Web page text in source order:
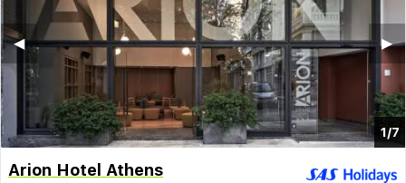
1/7
▶︎
◀︎
Arion Hotel Athens